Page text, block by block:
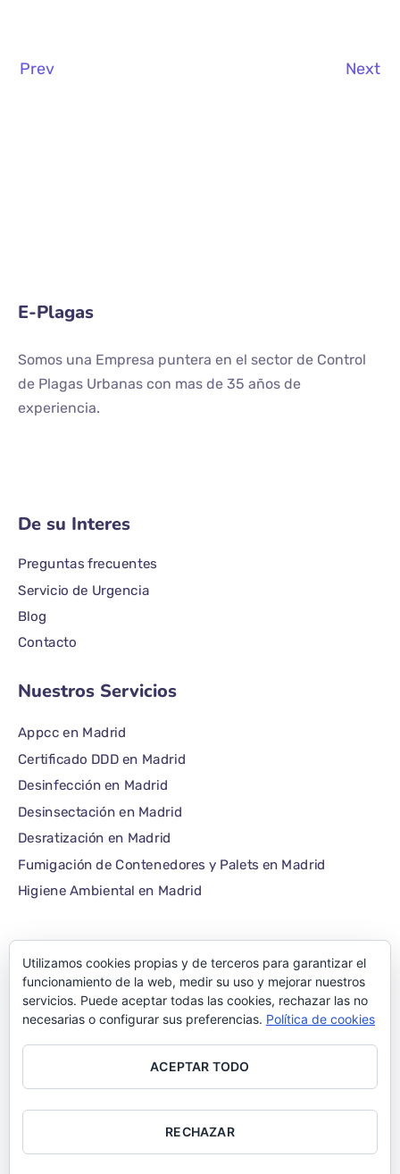
Prev Next
E-Plagas
Somos una Empresa puntera en el sector de Control
de Plagas Urbanas con mas de 35 años de
experiencia.
De su Interes
Preguntas frecuentes
Servicio de Urgencia
Blog
Contacto
Nuestros Servicios
Appcc en Madrid
Certificado DDD en Madrid
Desinfección en Madrid
Desinsectación en Madrid
Desratización en Madrid
Fumigación de Contenedores y Palets en Madrid
Higiene Ambiental en Madrid
©1986 – 2022 — E-plagas.com
Empresa de control de
plagas de Madrid –
Todos los derechos
reservados
Utilizamos cookies propias y de terceros para garantizar el
funcionamiento de la web, medir su uso y mejorar nuestros
servicios. Puede aceptar todas las cookies, rechazar las no
necesarias o configurar sus preferencias. Política de cookies
ACEPTAR TODO
RECHAZAR